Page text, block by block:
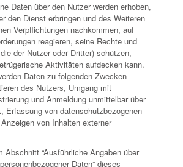
Daten über den Nutzer werden erhoben,
den Dienst erbringen und des Weiteren
Verpflichtungen nachkommen, auf
reagieren, seine Rechte und
der Nutzer oder Dritter) schützen,
Aktivitäten aufdecken kann.
Daten zu folgenden Zwecken
des Nutzers, Umgang mit
und Anmeldung unmittelbar über
Erfassung von datenschutzbezogenen
von Inhalten externer
Abschnitt “Ausführliche Angaben über
Daten” dieses